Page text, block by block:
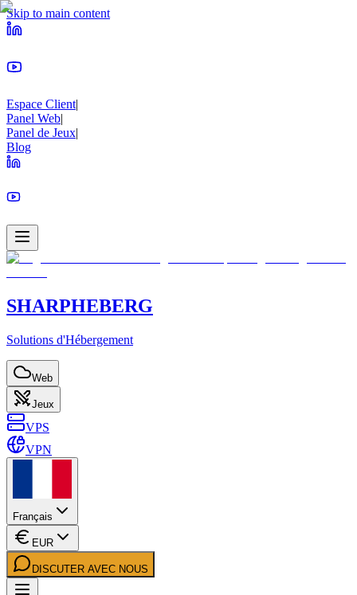
Skip to main content
Espace Client|
Panel Web|
Panel de Jeux|
Blog
SHARPHEBERG
Solutions d'Hébergement
Web
Jeux
VPS
VPN
Français
EUR
DISCUTER AVEC NOUS